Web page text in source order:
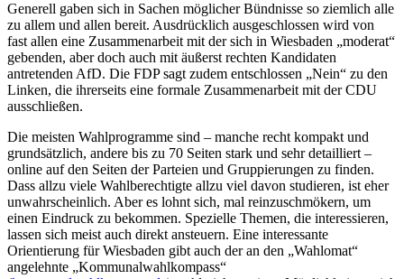
Generell gaben sich in Sachen möglicher Bündnisse so ziemlich alle
zu allem und allen bereit. Ausdrücklich ausgeschlossen wird von
fast allen eine Zusammenarbeit mit der sich in Wiesbaden „moderat“
gebenden, aber doch auch mit äußerst rechten Kandidaten
antretenden AfD. Die FDP sagt zudem entschlossen „Nein“ zu den
Linken, die ihrerseits eine formale Zusammenarbeit mit der CDU
ausschließen.
Die meisten Wahlprogramme sind – manche recht kompakt und
grundsätzlich, andere bis zu 70 Seiten stark und sehr detailliert –
online auf den Seiten der Parteien und Gruppierungen zu finden.
Dass allzu viele Wahlberechtigte allzu viel davon studieren, ist eher
unwahrscheinlich. Aber es lohnt sich, mal reinzuschmökern, um
einen Eindruck zu bekommen. Spezielle Themen, die interessieren,
lassen sich meist auch direkt ansteuern. Eine interessante
Orientierung für Wiesbaden gibt auch der an den „Wahlomat“
angelehnte „Kommunalwahlkompass“